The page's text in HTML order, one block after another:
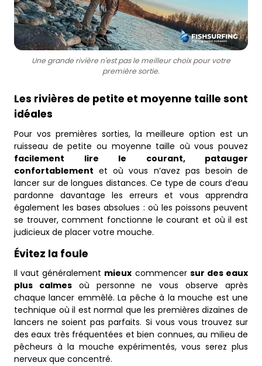
Une grande rivière n'est pas le meilleur choix pour votre
première sortie.
Les rivières de petite et moyenne taille sont
idéales
Pour vos premières sorties, la meilleure option est un
ruisseau de petite ou moyenne taille où vous pouvez
facilement lire le courant, patauger
confortablement et où vous n’avez pas besoin de
lancer sur de longues distances. Ce type de cours d’eau
pardonne davantage les erreurs et vous apprendra
également les bases absolues : où les poissons peuvent
se trouver, comment fonctionne le courant et où il est
judicieux de placer votre mouche.
Évitez la foule
Il vaut généralement mieux commencer sur des eaux
plus calmesoù personne ne vous observe après
chaque lancer emmêlé. La pêche à la mouche est une
technique où il est normal que les premières dizaines de
lancers ne soient pas parfaits. Si vous vous trouvez sur
des eaux très fréquentées et bien connues, au milieu de
pêcheurs à la mouche expérimentés, vous serez plus
nerveux que concentré.